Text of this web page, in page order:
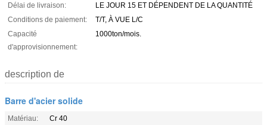
Délai de livraison:
LE JOUR 15 ET DÉPENDENT DE LA QUANTITÉ
Conditions de paiement:
T/T, À VUE L/C
Capacité
d'approvisionnement:
1000ton/mois.
description de
Barre d'acier solide
Matériau:
Cr 40